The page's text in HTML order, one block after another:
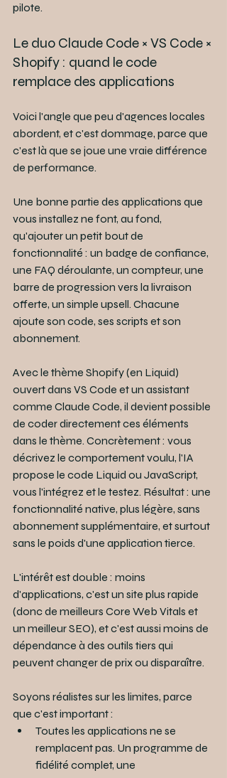
pilote.
Le duo Claude Code × VS Code ×
Shopify : quand le code
remplace des applications
Voici l'angle que peu d'agences locales
abordent, et c'est dommage, parce que
c'est là que se joue une vraie différence
de performance.
Une bonne partie des applications que
vous installez ne font, au fond,
qu'ajouter un petit bout de
fonctionnalité : un badge de confiance,
une FAQ déroulante, un compteur, une
barre de progression vers la livraison
offerte, un simple upsell. Chacune
ajoute son code, ses scripts et son
abonnement.
Avec le thème Shopify (en Liquid)
ouvert dans VS Code et un assistant
comme Claude Code, il devient possible
de coder directement ces éléments
dans le thème. Concrètement : vous
décrivez le comportement voulu, l'IA
propose le code Liquid ou JavaScript,
vous l'intégrez et le testez. Résultat : une
fonctionnalité native, plus légère, sans
abonnement supplémentaire, et surtout
sans le poids d'une application tierce.
L'intérêt est double : moins
d'applications, c'est un site plus rapide
(donc de meilleurs Core Web Vitals et
un meilleur SEO), et c'est aussi moins de
dépendance à des outils tiers qui
peuvent changer de prix ou disparaître.
Soyons réalistes sur les limites, parce
que c'est important :
Toutes les applications ne se
remplacent pas. Un programme de
fidélité complet, une